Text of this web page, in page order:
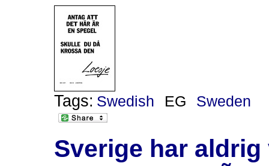
Tags: Swedish EG Sweden
Sverige har